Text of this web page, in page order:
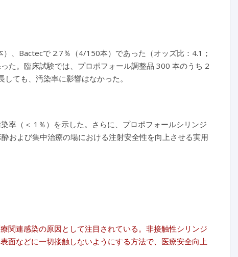
、Bactecで 2.7％（4/150本）であった（オッズ比：4.1；
た。臨床試験では、プロポフォール調整品 300 本のうち 2
ても、汚染率に影響はなかった。
率（＜ 1％）を示した。さらに、プロポフォールシリンジ
および集中治療の場における注射安全性を向上させる実用
関連感染の原因として注目されている。非接触性シリンジ
面などに一切接触しないようにする方法で、医療安全向上